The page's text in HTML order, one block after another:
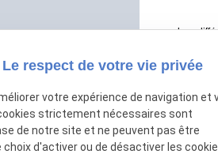
Les
auto,
Le respect de votre vie privée
votre expérience de navigation et
strictement nécessaires sont
de notre site et ne peuvent pas être
d'activer ou de désactiver les